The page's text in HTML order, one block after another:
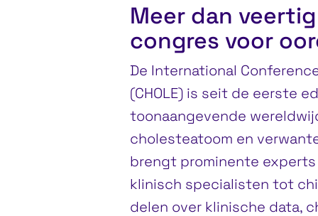
Meer dan
congres voor
De International
(CHOLE) is seit de eerste
toonaangevende
cholesteatoom en
brengt prominente
klinisch specialisten tot
delen over klinische data,